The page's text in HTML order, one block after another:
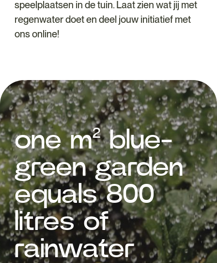
speelplaatsen in de tuin. Laat zien wat jij met
regenwater doet en deel jouw initiatief met
ons online!
one m² blue-
green garden
equals 800
litres of
rainwater